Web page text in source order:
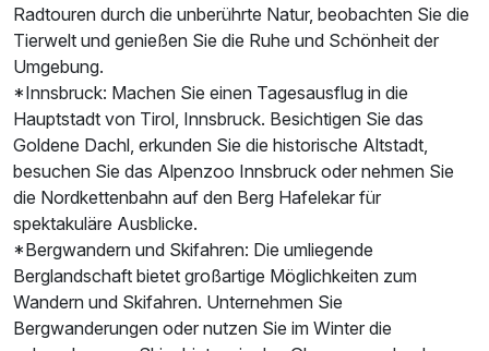
Radtouren durch die unberührte Natur, beobachten Sie die
Tierwelt und genießen Sie die Ruhe und Schönheit der
Umgebung.
*Innsbruck: Machen Sie einen Tagesausflug in die
Hauptstadt von Tirol, Innsbruck. Besichtigen Sie das
Goldene Dachl, erkunden Sie die historische Altstadt,
besuchen Sie das Alpenzoo Innsbruck oder nehmen Sie
die Nordkettenbahn auf den Berg Hafelekar für
spektakuläre Ausblicke.
*Bergwandern und Skifahren: Die umliegende
Berglandschaft bietet großartige Möglichkeiten zum
Wandern und Skifahren. Unternehmen Sie
Bergwanderungen oder nutzen Sie im Winter die